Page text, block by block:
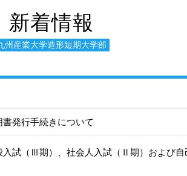
新着情報
州産業大学造形短期大学部
書発行手続きについて
入試（Ⅲ期）、社会人入試（Ⅱ期）および